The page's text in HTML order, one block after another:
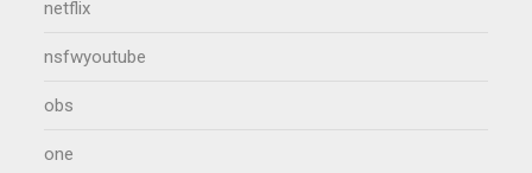
netflix
nsfwyoutube
obs
one